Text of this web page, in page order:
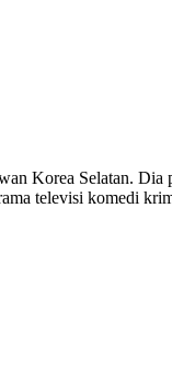
Korea Selatan.
televisi komedi